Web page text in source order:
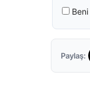
Beni
Paylaş: